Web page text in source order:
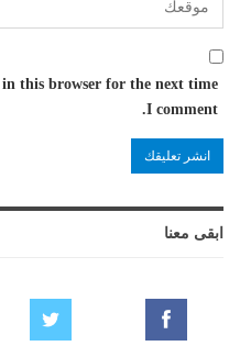
in this browser for the next time
I comment.
ابقى معنا